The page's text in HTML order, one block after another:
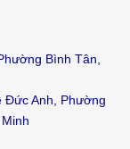
Bình Tân,
Đức Anh, Phường